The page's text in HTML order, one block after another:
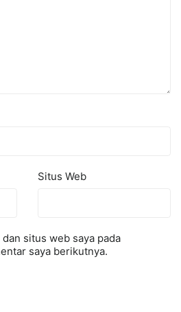
Situs Web
situs web saya pada
saya berikutnya.